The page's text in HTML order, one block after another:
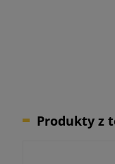
Produkty z